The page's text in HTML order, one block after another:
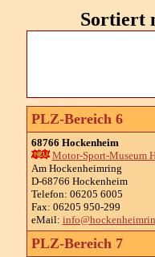
Sortiert
PLZ-Bereich 6
68766 Hockenheim
Motor-Sport-Museum
Am Hockenheimring
D-68766 Hockenheim
Telefon: 06205 6005
Fax: 06205 950-299
eMail:
PLZ-Bereich 7